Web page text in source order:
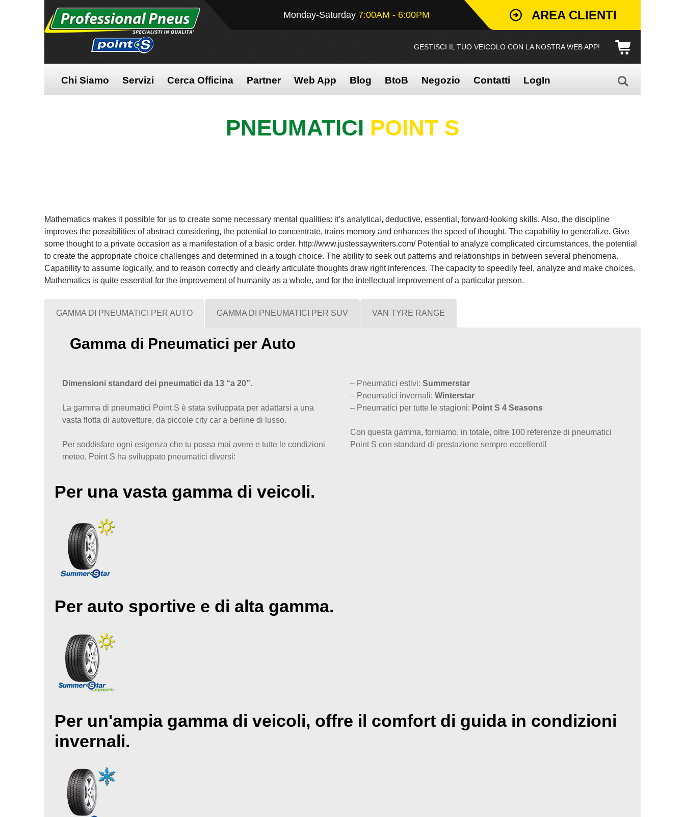
Monday-Saturday 7:00AM - 6:00PM AREA CLIENTI
GESTISCI IL TUO VEICOLO CON LA NOSTRA WEB APP!
Chi Siamo Servizi Cerca Officina Partner Web App Blog BtoB Negozio Contatti LogIn
PNEUMATICI POINT S
Mathematics makes it possible for us to create some necessary mental qualities: it’s analytical, deductive, essential, forward-looking skills. Also, the discipline
improves the possibilities of abstract considering, the potential to concentrate, trains memory and enhances the speed of thought. The capability to generalize. Give
some thought to a private occasion as a manifestation of a basic order. http://www.justessaywriters.com/Potential to analyze complicated circumstances, the potential
to create the appropriate choice challenges and determined in a tough choice. The ability to seek out patterns and relationships in between several phenomena.
Capability to assume logically, and to reason correctly and clearly articulate thoughts draw right inferences. The capacity to speedily feel, analyze and make choices.
Mathematics is quite essential for the improvement of humanity as a whole, and for the intellectual improvement of a particular person.
GAMMA DI PNEUMATICI PER AUTO GAMMA DI PNEUMATICI PER SUV VAN TYRE RANGE
Gamma di Pneumatici per Auto
Dimensioni standard dei pneumatici da 13 “a 20”.
La gamma di pneumatici Point S è stata sviluppata per adattarsi a una
vasta flotta di autovetture, da piccole city car a berline di lusso.
Per soddisfare ogni esigenza che tu possa mai avere e tutte le condizioni
meteo, Point S ha sviluppato pneumatici diversi:
– Pneumatici estivi: Summerstar
– Pneumatici invernali: Winterstar
– Pneumatici per tutte le stagioni: Point S 4 Seasons
Con questa gamma, forniamo, in totale, oltre 100 referenze di pneumatici
Point S con standard di prestazione sempre eccellenti!
Per una vasta gamma di veicoli.
Per auto sportive e di alta gamma.
Per un'ampia gamma di veicoli, offre il comfort di guida in condizioni
invernali.